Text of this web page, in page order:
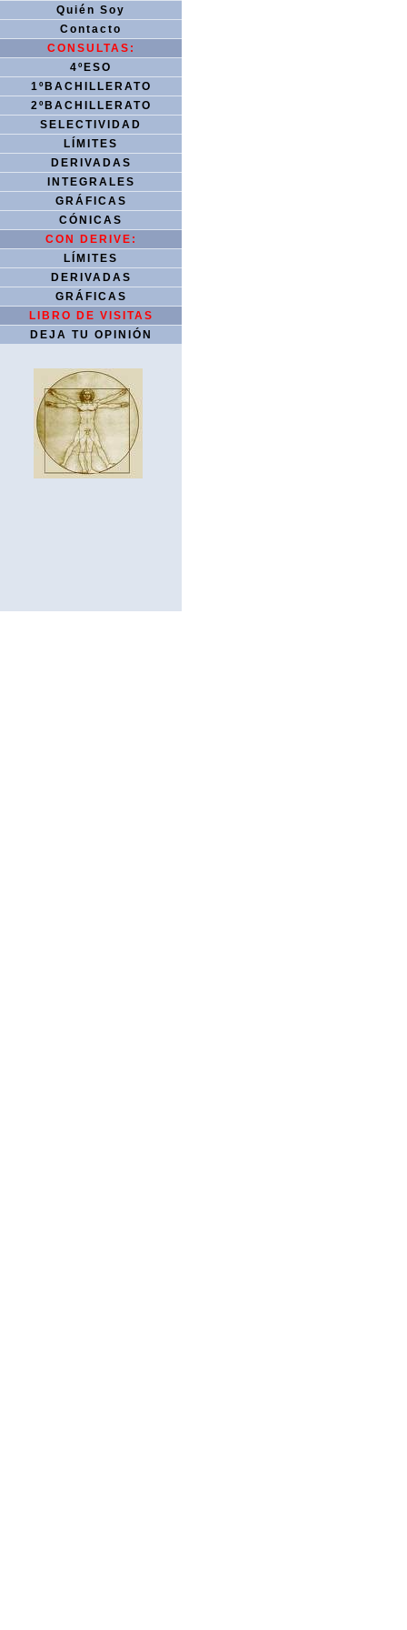
Quién Soy
Contacto
CONSULTAS:
4ºESO
1ºBACHILLERATO
2ºBACHILLERATO
SELECTIVIDAD
LÍMITES
DERIVADAS
INTEGRALES
GRÁFICAS
CÓNICAS
CON DERIVE:
LÍMITES
DERIVADAS
GRÁFICAS
LIBRO DE VISITAS
DEJA TU OPINIÓN